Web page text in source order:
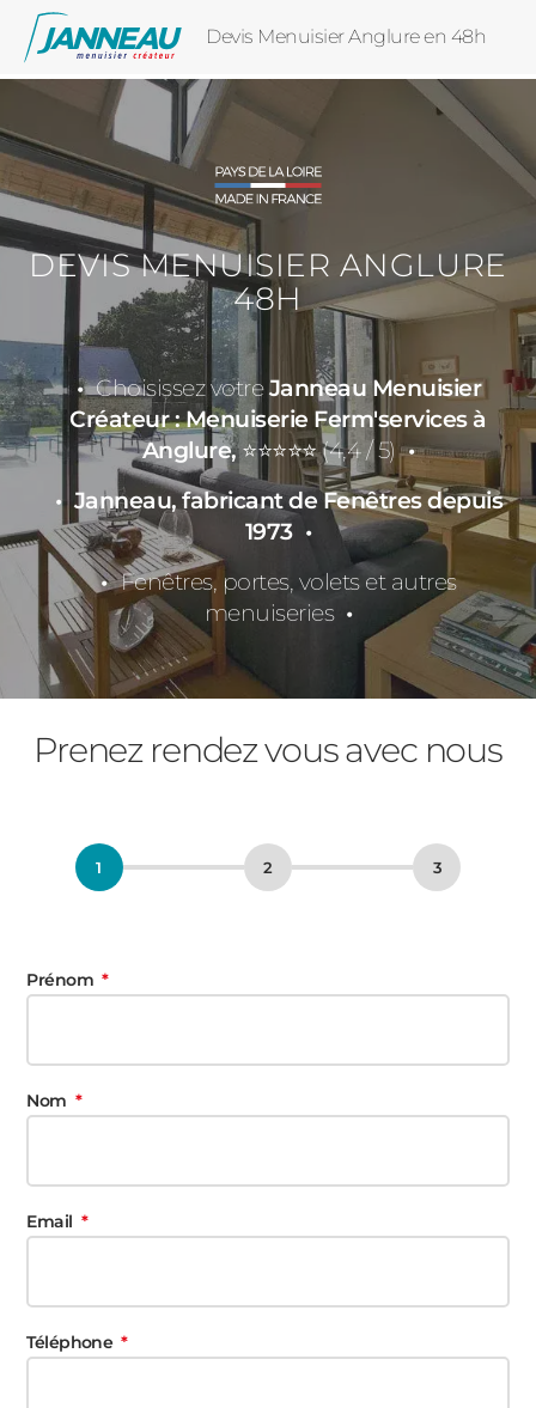
Devis Menuisier Anglure en 48h
DEVIS MENUISIER ANGLURE
48H
Choisissez votreJanneau Menuisier
Créateur : Menuiserie Ferm'services à
Anglure,⭐⭐⭐⭐⭐ (4,4 / 5)
Janneau, fabricant de Fenêtres depuis
1973
Fenêtres, portes, volets et autres
menuiseries
Prenez rendez vous avec nous
Prénom
Nom
Email
Téléphone